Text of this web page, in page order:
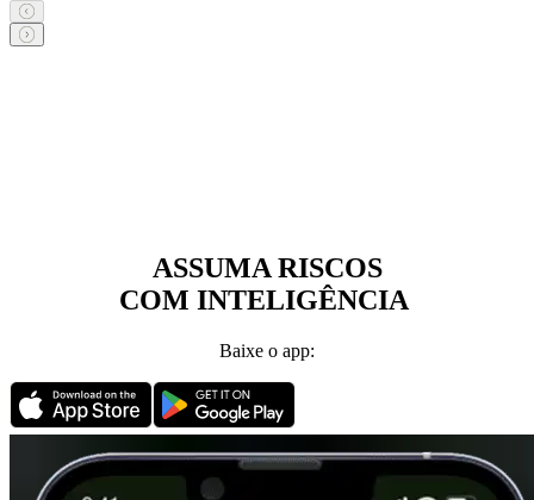
ASSUMA RISCOS
COM INTELIGÊNCIA
Baixe o app: